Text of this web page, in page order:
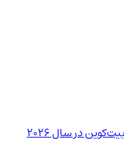
در سال 2026